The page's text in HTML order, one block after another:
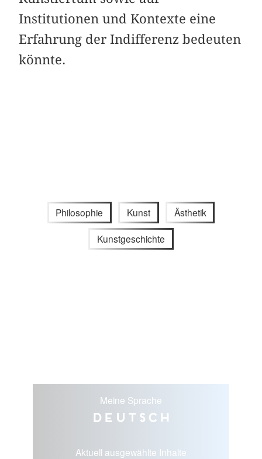
Institutionen und Kontexte eine
Erfahrung der Indifferenz bedeuten
könnte.
Philosophie Kunst Ästhetik
Kunstgeschichte
Meine Sprache
Deutsch
Aktuell ausgewählte Inhalte